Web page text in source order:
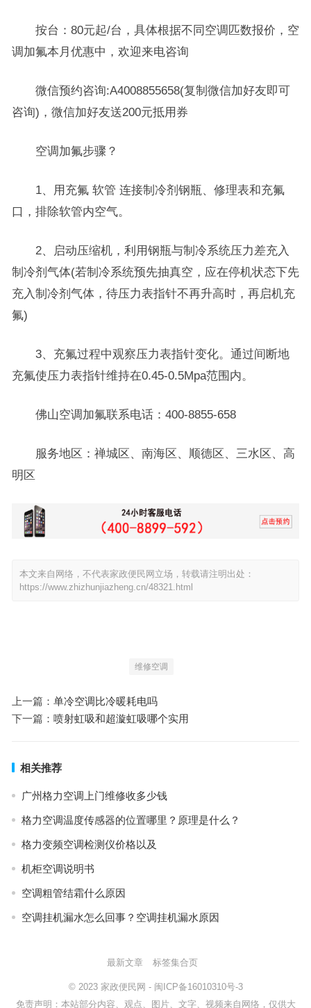
按台：80元起/台，具体根据不同空调匹数报价，空
调加氟本月优惠中，欢迎来电咨询
微信预约咨询:A4008855658(复制微信加好友即可
咨询)，微信加好友送200元抵用券
空调加氟步骤？
1、用充氟 软管 连接制冷剂钢瓶、修理表和充氟
口，排除软管内空气。
2、启动压缩机，利用钢瓶与制冷系统压力差充入
制冷剂气体(若制冷系统预先抽真空，应在停机状态下先
充入制冷剂气体，待压力表指针不再升高时，再启机充
氟)
3、充氟过程中观察压力表指针变化。通过间断地
充氟使压力表指针维持在0.45-0.5Mpa范围内。
佛山空调加氟联系电话：400-8855-658
服务地区：禅城区、南海区、顺德区、三水区、高
明区
本文来自网络，不代表家政便民网立场，转载请注明出处：
https://www.zhizhunjiazheng.cn/48321.html
维修空调
上一篇： 单冷空调比冷暖耗电吗
下一篇： 喷射虹吸和超漩虹吸哪个实用
相关推荐
广州格力空调上门维修收多少钱
格力空调温度传感器的位置哪里？原理是什么？
格力变频空调检测仪价格以及
机柜空调说明书
空调粗管结霜什么原因
空调挂机漏水怎么回事？空调挂机漏水原因
最新文章 标签集合页
© 2023 家政便民网 - 闽ICP备16010310号-3
免责声明：本站部分内容、观点、图片、文字、视频来自网络，仅供大